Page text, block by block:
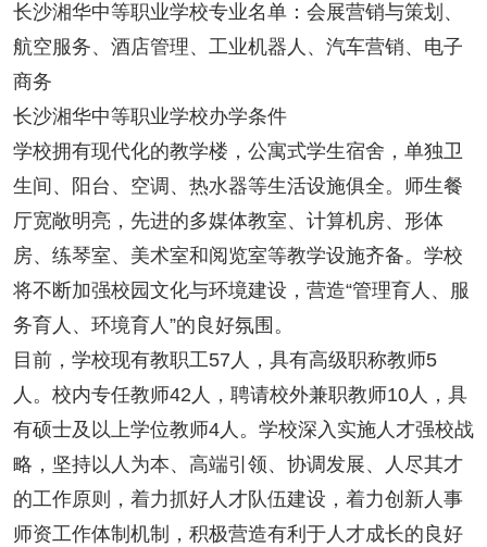
长沙湘华中等职业学校专业名单：会展营销与策划、
航空服务、酒店管理、工业机器人、汽车营销、电子
商务
长沙湘华中等职业学校办学条件
学校拥有现代化的教学楼，公寓式学生宿舍，单独卫
生间、阳台、空调、热水器等生活设施俱全。师生餐
厅宽敞明亮，先进的多媒体教室、计算机房、形体
房、练琴室、美术室和阅览室等教学设施齐备。学校
将不断加强校园文化与环境建设，营造“管理育人、服
务育人、环境育人”的良好氛围。
目前，学校现有教职工57人，具有高级职称教师5
人。校内专任教师42人，聘请校外兼职教师10人，具
有硕士及以上学位教师4人。学校深入实施人才强校战
略，坚持以人为本、高端引领、协调发展、人尽其才
的工作原则，着力抓好人才队伍建设，着力创新人事
师资工作体制机制，积极营造有利于人才成长的良好